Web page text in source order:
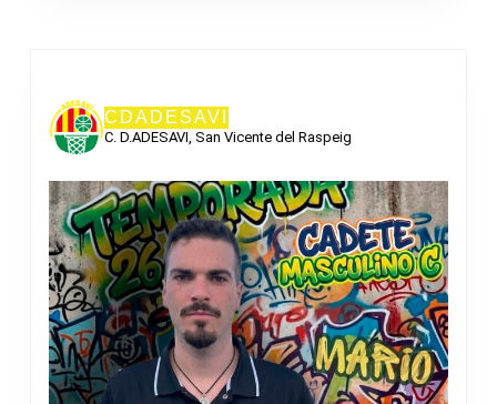
CDADESAVI
C. D.ADESAVI, San Vicente del Raspeig